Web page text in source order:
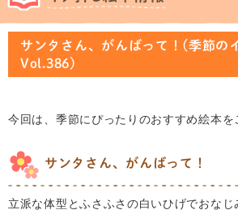
サンタさん、がんばって！(季節の
Vol.386)
今回は、季節にぴったりのおすすめ絵本を
サンタさん、がんばって！
立派な体型とふさふさの白いひげでおなじ